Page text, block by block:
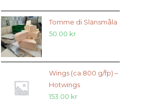
Tomme di Slänsmåla
50.00 kr
Wings (ca 800 g/fp) –
Hotwings
153.00 kr